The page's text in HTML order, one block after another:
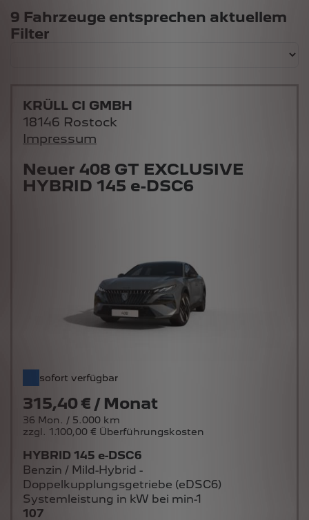
Suchergebnisse
9 Fahrzeuge entsprechen aktuellem
Filter
Neuer 408 GT EXCLUSIVE
HYBRID 145 e-DSC6
sofort verfügbar
315,40 € / Monat
36 Mon. / 5.000 km
zzgl. 1.100,00 € Überführungskosten
KRÜLL CI GMBH
18146 Rostock
Impressum
HYBRID 145 e-DSC6
Benzin / Mild-Hybrid -
Doppelkupplungsgetriebe (eDSC6)
Systemleistung in kW bei min-1
107